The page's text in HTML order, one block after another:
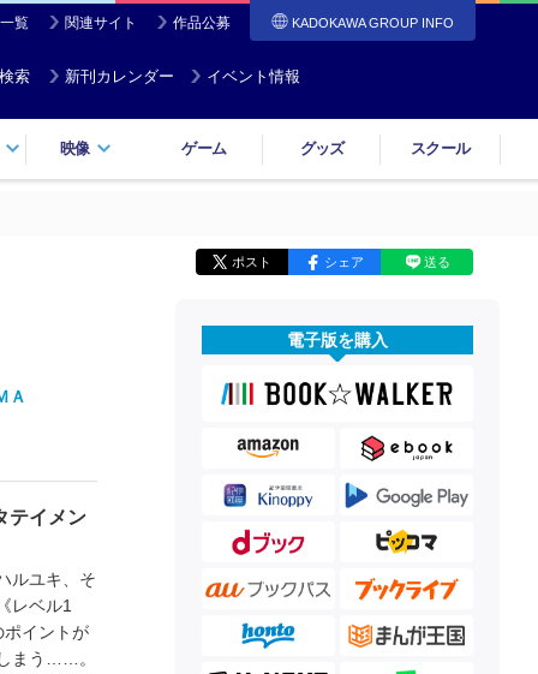
覧 関連サイト 作品公募 KADOKAWA GROUP INFO
索 新刊カレンダー イベント情報
映像 ゲーム グッズ スクール
ポスト シェア 送る
Ａ
テイメン
ルユキ、そ
レベル1
ポイントが
まう……。
電子版を購入